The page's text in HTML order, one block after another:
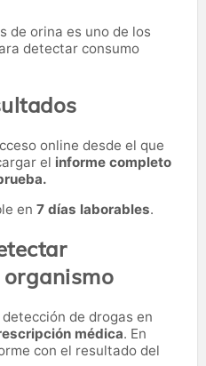
de orina es uno de los
detectar consumo
online desde el que
el informe completo
en 7 días laborables.
de drogas en
médica. En
con el resultado del